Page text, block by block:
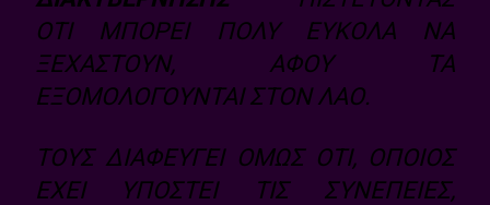
ΌΤΙ ΜΠΟΡΕΊ ΠΟΛΎ ΕΎΚΟΛΑ ΝΑ
ΞΕΧΑΣΤΟΎΝ, ΑΦΟΎ ΤΑ
ΕΞΟΜΟΛΟΓΟΎΝΤΑΙ ΣΤΟΝ ΛΑΌ.
ΤΟΥΣ ΔΙΑΦΕΎΓΕΙ ΌΜΩΣ ΌΤΙ, ΌΠΟΙΟΣ
ΈΧΕΙ ΥΠΟΣΤΕΊ ΤΙΣ ΣΥΝΈΠΕΙΕΣ,